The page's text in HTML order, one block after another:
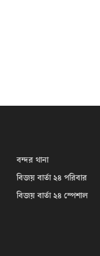
বন্দর থানা
বিজয় বার্তা ২৪ পরিবার
বিজয় বার্তা ২৪ স্পেশাল